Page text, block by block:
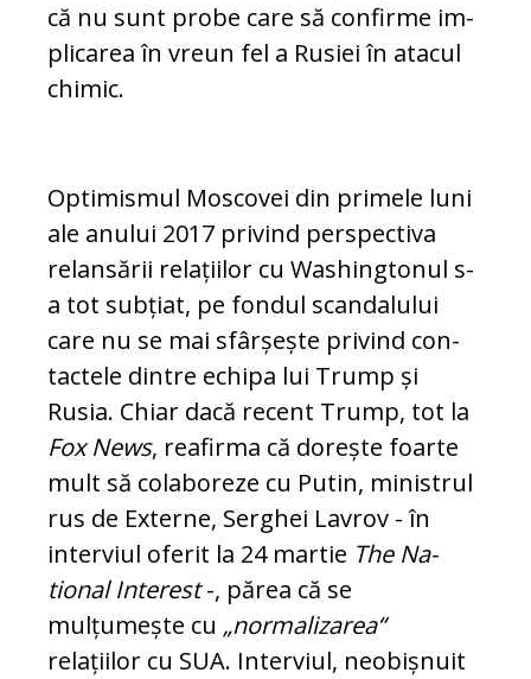
că nu sunt probe care să confirme im­
plicarea în vreun fel a Rusiei în atacul
chi­mic.
Optimismul Moscovei din primele luni
ale anu­lui 2017 privind perspectiva
relansării relațiilor cu Washingtonul s-
a tot subțiat, pe fondul scan­dalului
care nu se mai sfârșește privind con­
tactele dintre echipa lui Trump și
Rusia. Chiar dacă recent Trump, tot la
Fox News, re­afir­ma că dorește foarte
mult să colaboreze cu Putin, ministrul
rus de Externe, Serghei La­vrov - în
interviul oferit la 24 martie The Na­
tional Interest-, părea că se
mulțumește cu „nor­malizarea“
relațiilor cu SUA. Interviul, ne­o­bișnuit